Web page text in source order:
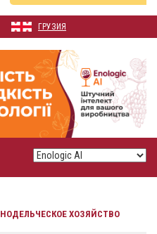
ГРУЗИЯ
ХОЗЯЙСТВО